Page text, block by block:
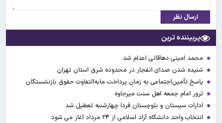
ارسال نظر
پربیننده ترین
محمد امینی دهاقانی اعدام شد
شنیده شدن صدای انفجار در محدوده شرق استان تهران
پاسخ تأمین‌اجتماعی به زمان پرداخت مابه‌التفاوت حقوق بازنشستگان
ترور امام جمعه اهل سنت میرجاوه
ادارات سیستان و بلوچستان فردا چهارشنبه تعطیل شد
انتخاب واحد دانشگاه آزاد اسلامی از ۲۴ مرداد آغاز می شود